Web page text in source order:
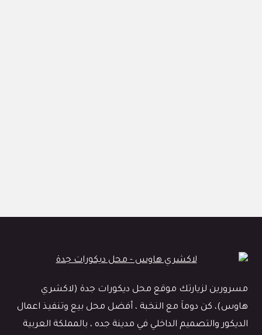
مسرورين لزيارتك موقع محل ديكورات جدة (لاكشري
هاوس)، كن دوماَ مع النخبة ، أفضل محل بيع وتنفيذ اعمال
الديكور والتصميم الداخلي في مدينة جده ، بالمملكة العربية